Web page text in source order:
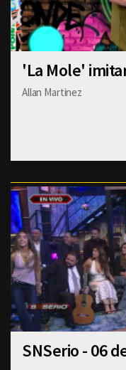
'La Mole'
Allan Martinez
SNSerio - 06